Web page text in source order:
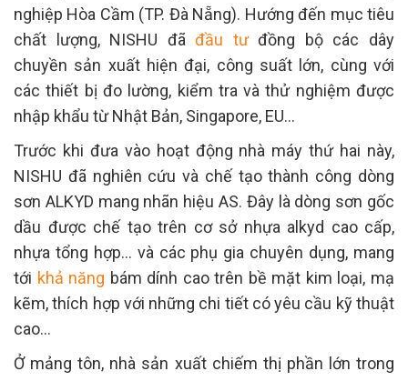
nghiệp Hòa Cầm (TP. Đà Nẵng). Hướng đến mục tiêu
chất lượng, NISHU đãđầu tưđồng bộ các dây
chuyền sản xuất hiện đại, công suất lớn, cùng với
các thiết bị đo lường, kiểm tra và thử nghiệm được
nhập khẩu từ Nhật Bản, Singapore, EU…
Trước khi đưa vào hoạt động nhà máy thứ hai này,
NISHU đã nghiên cứu và chế tạo thành công dòng
sơn ALKYD mang nhãn hiệu AS. Đây là dòng sơn gốc
dầu được chế tạo trên cơ sở nhựa alkyd cao cấp,
nhựa tổng hợp… và các phụ gia chuyên dụng, mang
tới khả năng bám dính cao trên bề mặt kim loại, mạ
kẽm, thích hợp với những chi tiết có yêu cầu kỹ thuật
cao…
Ở mảng tôn, nhà sản xuất chiếm thị phần lớn trong